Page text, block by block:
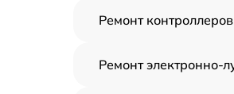
Ремонт контроллеров
Ремонт электронно-